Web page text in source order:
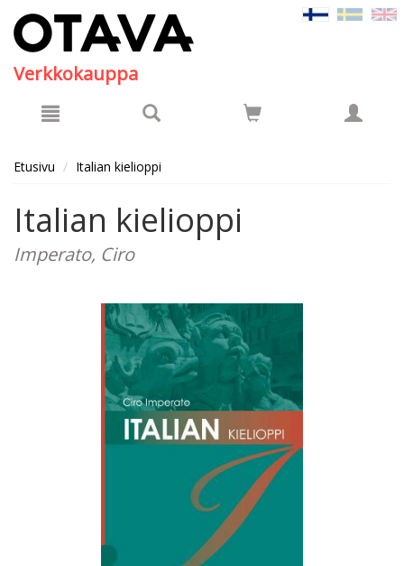
Verkkokauppa
Etusivu Italian kielioppi
Italian kielioppi
Imperato, Ciro